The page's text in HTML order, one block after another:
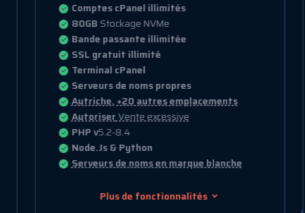
Comptes cPanel illimités
80GBStockage NVMe
Bande passante illimitée
SSL gratuit illimité
Terminal cPanel
Serveurs de noms propres
Autriche, +20 autres emplacements
AutoriserVente excessive
PHP v5.2-8.4
Node.Js & Python
Serveurs de noms en marque blanche
Plus de fonctionnalités